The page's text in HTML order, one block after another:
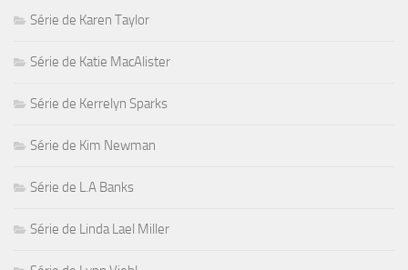
Série de Karen Taylor
Série de Katie MacAlister
Série de Kerrelyn Sparks
Série de Kim Newman
Série de L.A Banks
Série de Linda Lael Miller